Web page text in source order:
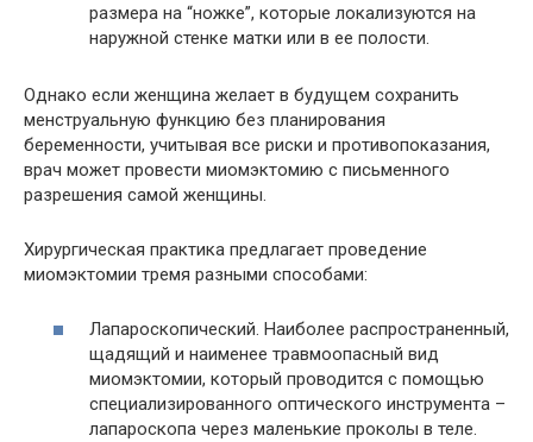
размера на “ножке”, которые локализуются на
наружной стенке матки или в ее полости.
Однако если женщина желает в будущем сохранить
менструальную функцию без планирования
беременности, учитывая все риски и противопоказания,
врач может провести миомэктомию с письменного
разрешения самой женщины.
Хирургическая практика предлагает проведение
миомэктомии тремя разными способами:
Лапароскопический. Наиболее распространенный,
щадящий и наименее травмоопасный вид
миомэктомии, который проводится с помощью
специализированного оптического инструмента –
лапароскопа через маленькие проколы в теле.